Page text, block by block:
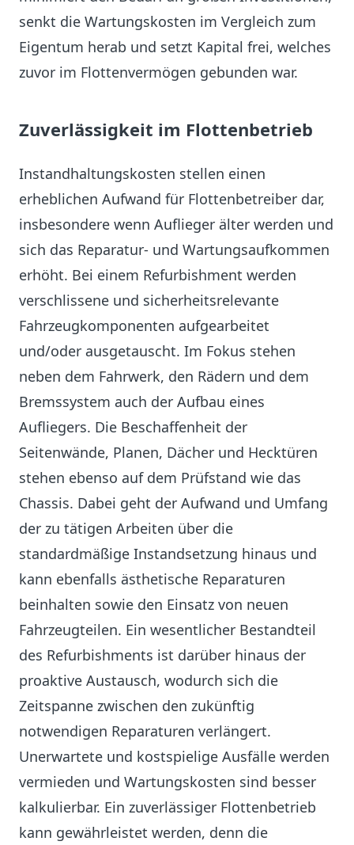
senkt die Wartungskosten im Vergleich zum
Eigentum herab und setzt Kapital frei, welches
zuvor im Flottenvermögen gebunden war.
Zuverlässigkeit im Flottenbetrieb
Instandhaltungskosten stellen einen
erheblichen Aufwand für Flottenbetreiber dar,
insbesondere wenn Auflieger älter werden und
sich das Reparatur- und Wartungsaufkommen
erhöht. Bei einem Refurbishment werden
verschlissene und sicherheitsrelevante
Fahrzeugkomponenten aufgearbeitet
und/oder ausgetauscht. Im Fokus stehen
neben dem Fahrwerk, den Rädern und dem
Bremssystem auch der Aufbau eines
Aufliegers. Die Beschaffenheit der
Seitenwände, Planen, Dächer und Hecktüren
stehen ebenso auf dem Prüfstand wie das
Chassis. Dabei geht der Aufwand und Umfang
der zu tätigen Arbeiten über die
standardmäßige Instandsetzung hinaus und
kann ebenfalls ästhetische Reparaturen
beinhalten sowie den Einsatz von neuen
Fahrzeugteilen. Ein wesentlicher Bestandteil
des Refurbishments ist darüber hinaus der
proaktive Austausch, wodurch sich die
Zeitspanne zwischen den zukünftig
notwendigen Reparaturen verlängert.
Unerwartete und kostspielige Ausfälle werden
vermieden und Wartungskosten sind besser
kalkulierbar. Ein zuverlässiger Flottenbetrieb
kann gewährleistet werden, denn die